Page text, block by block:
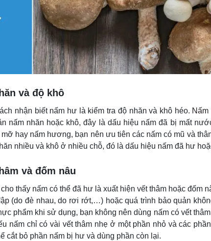
và độ khô
nhận biết nấm hư là kiểm tra độ nhăn và khô héo.
nấm nhăn hoặc khô, đây là dấu hiệu nấm đã bị mất
hay nấm hương, bạn nên ưu tiên các nấm có mũ và
nhiều và khô ở nhiều chỗ, đó là dấu hiệu nấm đã hư
và đốm nâu
thấy nấm có thể đã hư là xuất hiện vết thâm hoặc đốm
(do đè nhau, do rơi rớt,…) hoặc quá trình bảo quản
phẩm khi sử dụng, bạn không nên dùng nấm có vết
nấm chỉ có vài vết thâm nhẹ ở một phần nhỏ và các
cắt bỏ phần nấm bị hư và dùng phần còn lại.